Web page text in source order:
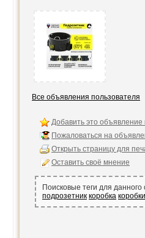
Все объявления пользователя
Добавить это объявление
Пожаловаться на
Открыть страницу для
Оставить своё мнение
Поисковые теги для
подрозетник коробка коробки